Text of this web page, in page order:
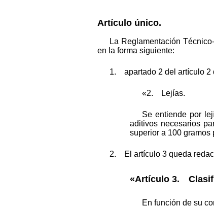
Artículo único.
La Reglamentación
en la forma siguiente:
1. apartado 2 del artículo 2
«2. Lejías.
Se entiende por
aditivos necesarios
superior a 100 gramos
2. El artículo 3 queda
«Artículo 3.
En función de su